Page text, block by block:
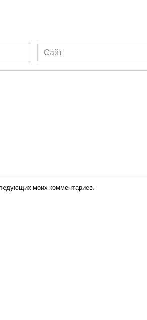
Сайт
моих комментариев.